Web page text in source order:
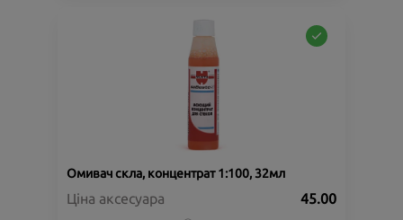
Омивач скла, концентрат 1:100, 32мл
Ціна аксесуара 45.00